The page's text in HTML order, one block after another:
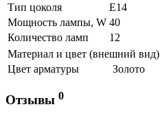
Тип цоколя
Е14
Мощность лампы, W 40
Количество ламп
12
Материал и цвет (внешний вид)
Цвет арматуры
Золото
Отзывы 0